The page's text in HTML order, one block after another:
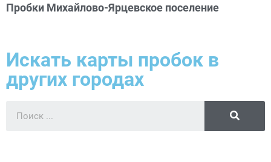
Пробки Михайлово-Ярцевское поселение
Искать карты пробок в
других городах